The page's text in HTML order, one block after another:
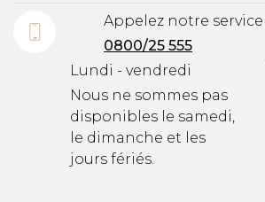
Appelez notre
0800/25 555
Lundi - vendredi
Nous ne sommes pas
disponibles le samedi,
le dimanche et les
jours fériés.